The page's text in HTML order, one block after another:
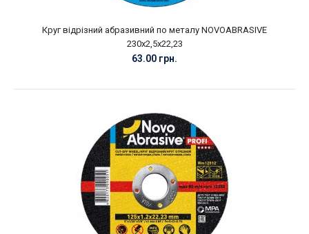
Круг відрізний абразивний по металу NOVOABRASIVE
230х2,5х22,23
63.00 грн.